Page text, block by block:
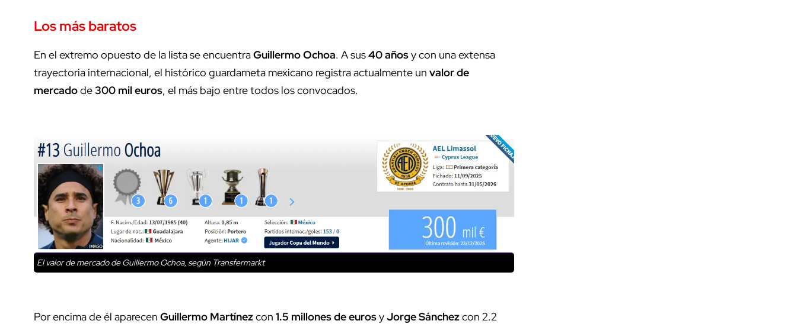
Los más baratos
En el extremo opuesto de la lista se encuentraGuillermo Ochoa. A sus40 añosy con una extensa
trayectoria internacional, el histórico guardameta mexicano registra actualmente un valor de
mercadode300 mil euros, el más bajo entre todos los convocados.
El valor de mercado de Guillermo Ochoa, según Transfermarkt
Por encima de él aparecen Guillermo Martínezcon 1.5 millones de eurosyJorge Sánchezcon 2.2